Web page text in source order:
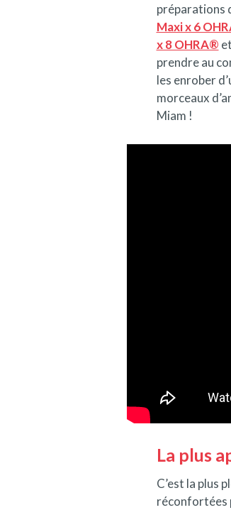
préparations
Maxi x 6
x 8 OHRA®
prendre au
les enrober
morceaux
Miam !
La plus
C’est la plus
réconfortées